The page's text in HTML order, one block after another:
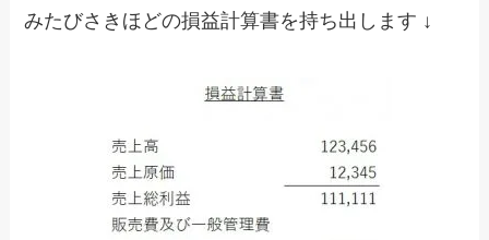
みたびさきほどの損益計算書を持ち出します ↓